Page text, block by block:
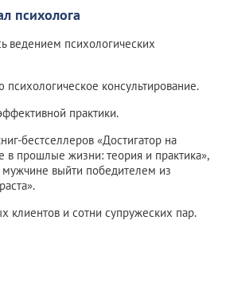
психолога
ведением психологических
психологическое консультирование.
практики.
бестселлеров «Достигатор на
в прошлые жизни: теория и практика»,
выйти победителем из
клиентов и сотни супружеских пар.